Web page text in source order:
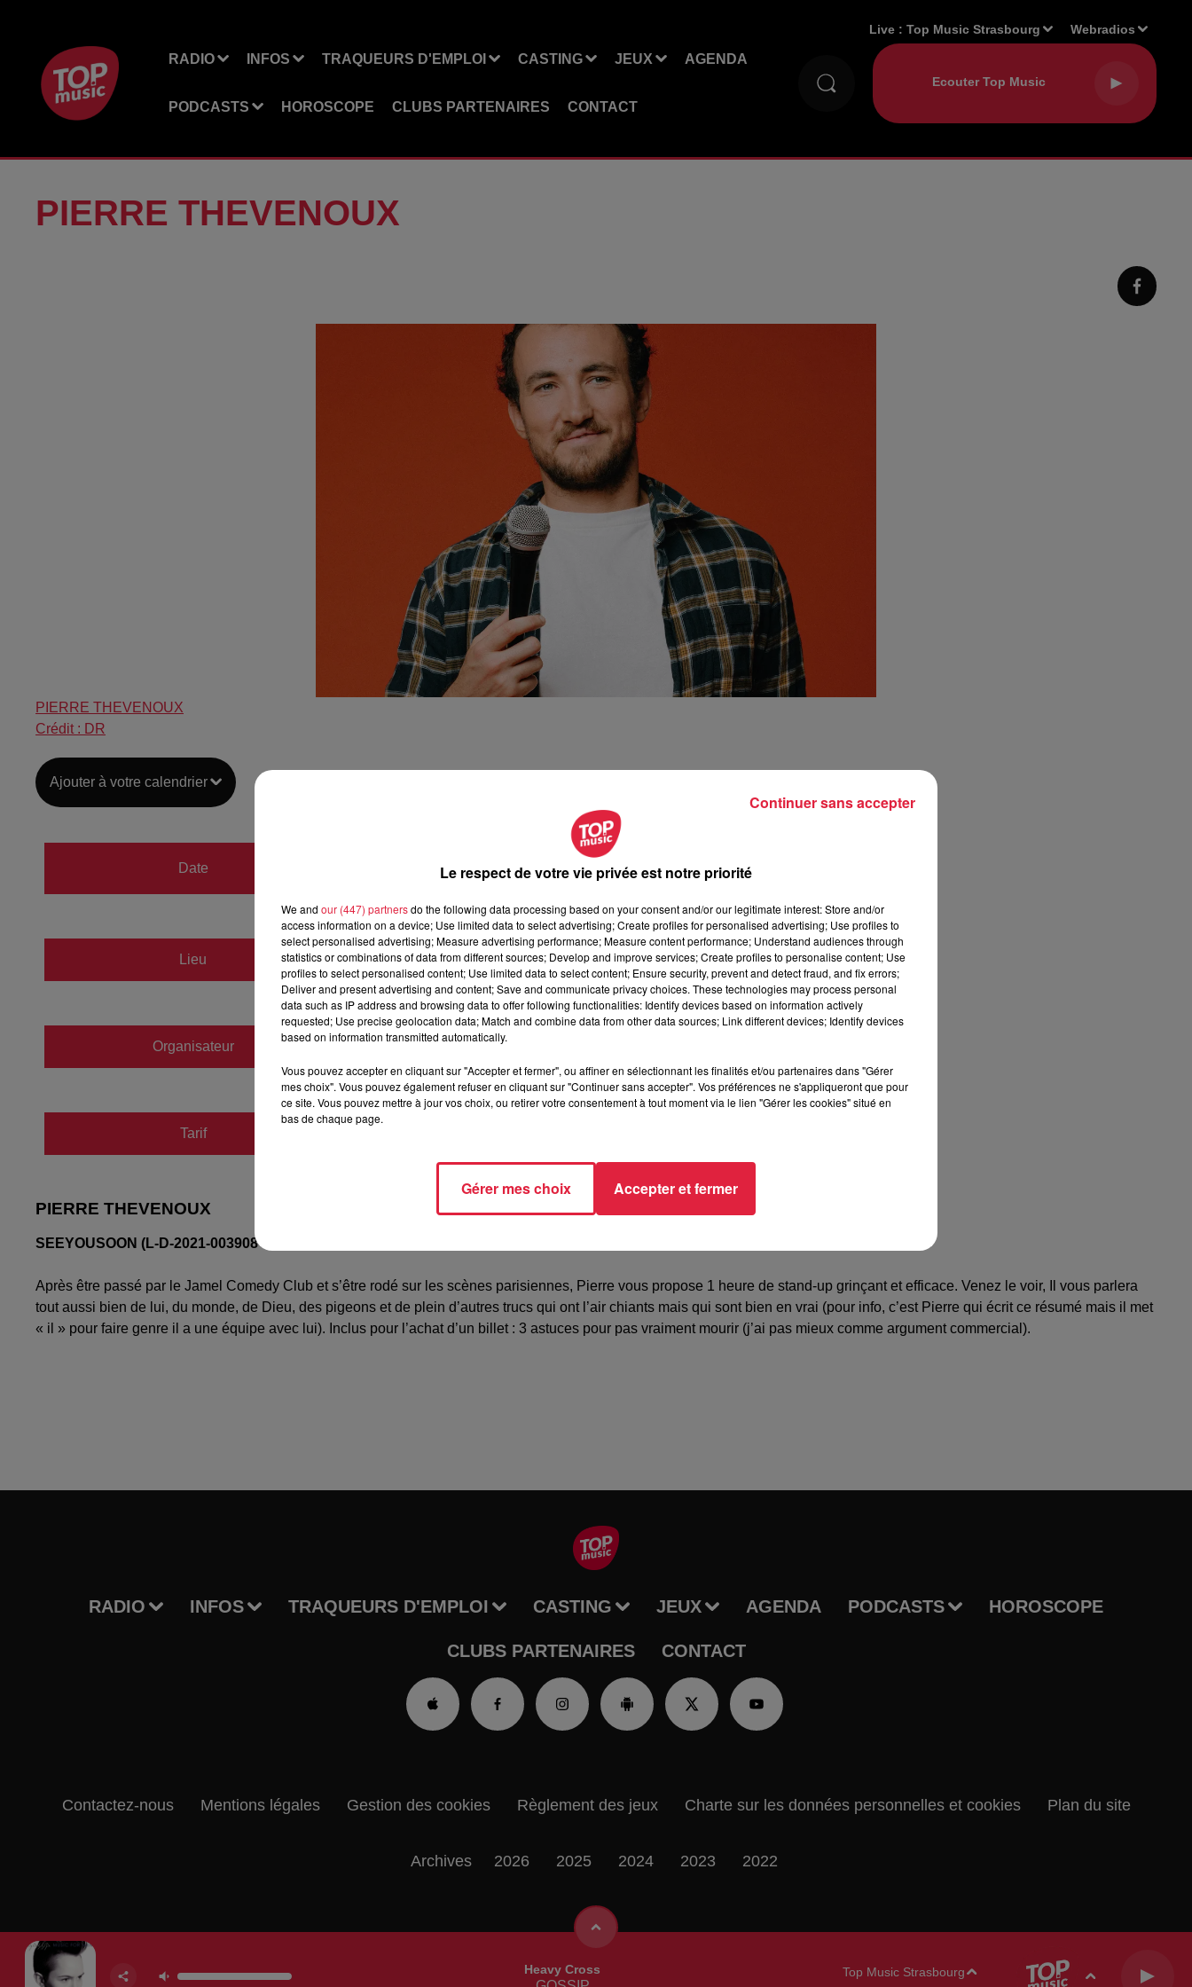
RADIO INFOS TRAQUEURS D'EMPLOI CASTING JEUX AGENDA
PODCASTS HOROSCOPE CLUBS PARTENAIRES CONTACT
Live :Top Music Strasbourg Webradios
PIERRE THEVENOUX
PIERRE THEVENOUX
Crédit : DR
Ajouter à votre calendrier
Date
13 mai 2023 à 22h30
Lieu
LA SCÈNE, 1 RUE LAFAYETTE
67100 STRASBOURG
Organisateur https://www.seeyousoon.info/evenement/pierrethevenoux/
Tarif
PIERRE THEVENOUX
SEEYOUSOON (L-D-2021-003908 I D-2021-003907) PRÉSENTE EN ACCORD AVEC IC PRODUCTIONS ET A MON TOUR PROD
Après être passé par le Jamel Comedy Club et s’être rodé sur les scènes parisiennes, Pierre vous propose 1 heure de stand-up grinçant et efficace. Venez le voir, Il vous parlera
tout aussi bien de lui, du monde, de Dieu, des pigeons et de plein d’autres trucs qui ont l’air chiants mais qui sont bien en vrai (pour info, c’est Pierre qui écrit ce résumé mais il met
« il » pour faire genre il a une équipe avec lui). Inclus pour l’achat d’un billet : 3 astuces pour pas vraiment mourir (j’ai pas mieux comme argument commercial).
RADIO INFOS TRAQUEURS D'EMPLOI CASTING JEUX AGENDA PODCASTS HOROSCOPE
CLUBS PARTENAIRES CONTACT
Heavy Cross Top Music Strasbourg
Contactez-nous Mentions légales Gestion des cookies Règlement des jeux Charte sur les données personnelles et cookies Plan du site
Archives 2026 2025 2024 2023 2022
Le respect de votre vie privée est notre priorité
We and our (447) partnersdo the following data processing based on your consent and/or our legitimate interest: Store and/or
access information on a device; Use limited data to select advertising; Create profiles for personalised advertising; Use profiles to
select personalised advertising; Measure advertising performance; Measure content performance; Understand audiences through
statistics or combinations of data from different sources; Develop and improve services; Create profiles to personalise content; Use
profiles to select personalised content; Use limited data to select content; Ensure security, prevent and detect fraud, and fix errors;
Deliver and present advertising and content; Save and communicate privacy choices. These technologies may process personal
data such as IP address and browsing data to offer following functionalities: Identify devices based on information actively
requested; Use precise geolocation data; Match and combine data from other data sources; Link different devices; Identify devices
based on information transmitted automatically.
Vous pouvez accepter en cliquant sur "Accepter et fermer", ou affiner en sélectionnant les finalités et/ou partenaires dans "Gérer
mes choix". Vous pouvez également refuser en cliquant sur "Continuer sans accepter". Vos préférences ne s'appliqueront que pour
ce site. Vous pouvez mettre à jour vos choix, ou retirer votre consentement à tout moment via le lien "Gérer les cookies" situé en
bas de chaque page.
Gérer mes choix Accepter et fermer
Continuer sans accepter